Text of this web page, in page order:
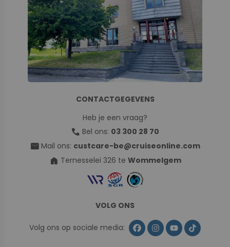
CONTACTGEGEVENS
Heb je een vraag?
call Bel ons: 03 300 28 70
mail Mail ons: custcare-be@cruiseonline.com
home Ternesselei 326 te Wommelgem
VOLG ONS
Volg ons op sociale media: